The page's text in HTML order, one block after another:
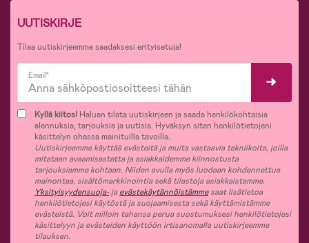
UUTISKIRJE
Tilaa uutiskirjeemme saadaksesi erityisetuja!
Email*
Kyllä kiitos! Haluan tilata uutiskirjeen ja saada henkilökohtaisia
alennuksia, tarjouksia ja uutisia. Hyväksyn siten henkilötietojeni
käsittelyn ohessa mainituilla tavoilla.
Uutiskirjeemme käyttää evästeitä ja muita vastaavia tekniikoita, joilla
mitataan avaamisastetta ja asiakkaidemme kiinnostusta
tarjouksiamme kohtaan. Niiden avulla myös luodaan kohdennettua
mainontaa, sisältömarkkinointia sekä tilastoja asiakkaistamme.
Yksityisyydensuoja-jaevästekäytännöistämmesaat lisätietoa
henkilötietojesi käytöstä ja suojaamisesta sekä käyttämistämme
evästeistä. Voit milloin tahansa perua suostumuksesi henkilötietojesi
käsittelyyn ja evästeiden käyttöön irtisanomalla uutiskirjeemme
tilauksen.